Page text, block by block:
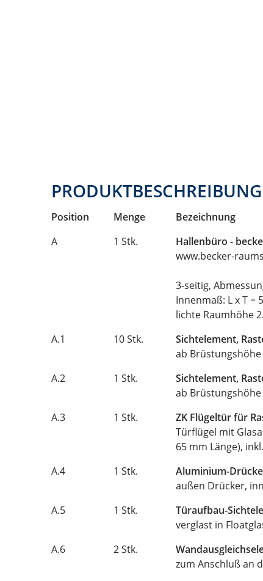
PRODUKTBESCHREIBUNG
Position Menge
Bezeichnung
A
1 Stk.
Hallenbüro -
www.becker-
3-seitig,
Innenmaß: L x T =
lichte Raumhöhe
A.1
10 Stk.
Sichtelement,
ab
A.2
1 Stk.
Sichtelement,
ab
A.3
1 Stk.
ZK Flügeltür für
Türflügel mit
65 mm Länge),
A.4
1 Stk.
Aluminium-
außen Drücker,
A.5
1 Stk.
Türaufbau-
verglast in
A.6
2 Stk.
zum Anschluß an